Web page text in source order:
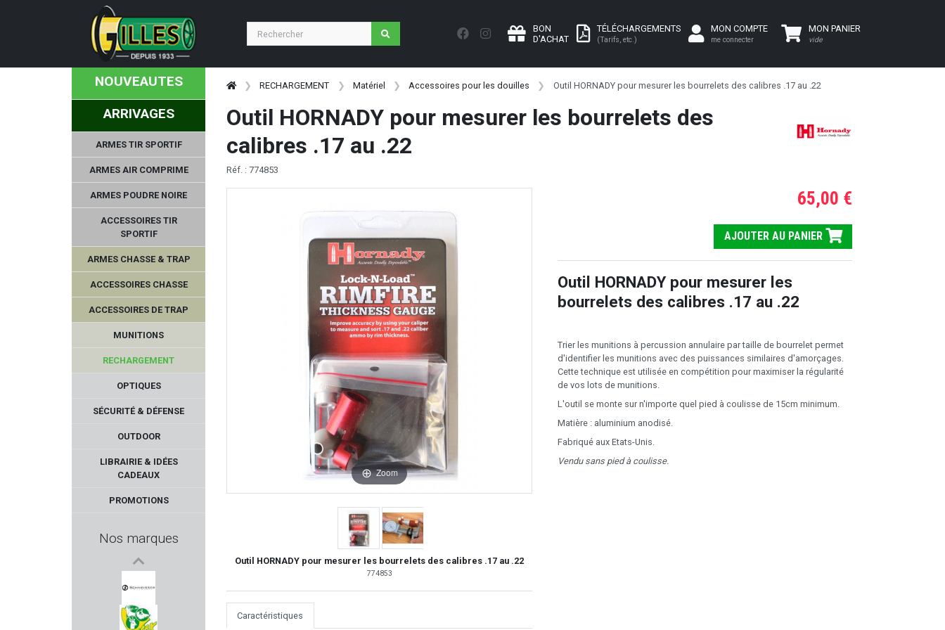
BON
D'ACHAT
TÉLÉCHARGEMENTS
(Tarifs, etc.)
MON COMPTE
me connecter
MON PANIER
vide
NOUVEAUTES
ARRIVAGES
ARMES TIR SPORTIF
ARMES AIR COMPRIME
ARMES POUDRE NOIRE
ACCESSOIRES TIR
SPORTIF
ARMES CHASSE & TRAP
ACCESSOIRES CHASSE
ACCESSOIRES DE TRAP
MUNITIONS
RECHARGEMENT
OPTIQUES
SÉCURITÉ & DÉFENSE
OUTDOOR
LIBRAIRIE & IDÉES
CADEAUX
PROMOTIONS
Nos marques
ASG
SCHMEISSER
RECHARGEMENT Matériel Accessoires pour les douilles Outil HORNADY pour mesurer les bourrelets des calibres .17 au .22
Outil HORNADY pour mesurer les bourrelets des
calibres .17 au .22
Réf. : 774853
Zoom
Outil HORNADY pour mesurer les bourrelets des calibres .17 au .22
774853
Caractéristiques
65,00 €
AJOUTER AU PANIER
Outil HORNADY pour mesurer les
bourrelets des calibres .17 au .22
Trier les munitions à percussion annulaire par taille de bourrelet permet
d'identifier les munitions avec des puissances similaires d'amorçages.
Cette technique est utilisée en compétition pour maximiser la régularité
de vos lots de munitions.
L'outil se monte sur n'importe quel pied à coulisse de 15cm minimum.
Matière : aluminium anodisé.
Fabriqué aux Etats-Unis.
Vendu sans pied à coulisse.